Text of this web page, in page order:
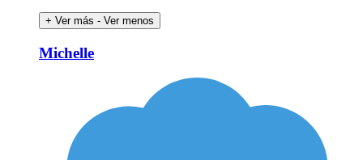
+ Ver más - Ver menos
Michelle